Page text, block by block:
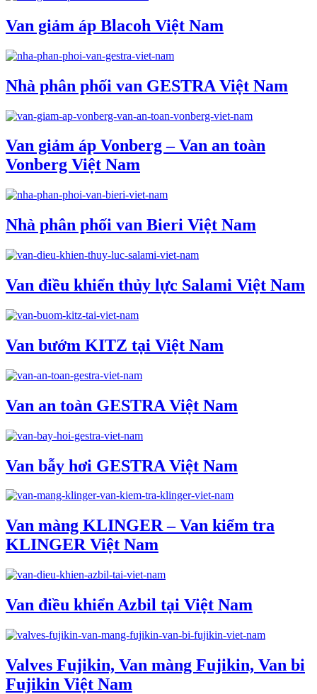
Van giảm áp Blacoh Việt Nam
Nhà phân phối van GESTRA Việt Nam
Van giảm áp Vonberg – Van an toàn
Vonberg Việt Nam
Nhà phân phối van Bieri Việt Nam
Van điều khiển thủy lực Salami Việt Nam
Van bướm KITZ tại Việt Nam
Van an toàn GESTRA Việt Nam
Van bẫy hơi GESTRA Việt Nam
Van màng KLINGER – Van kiểm tra
KLINGER Việt Nam
Van điều khiển Azbil tại Việt Nam
Valves Fujikin, Van màng Fujikin, Van bi
Fujikin Việt Nam